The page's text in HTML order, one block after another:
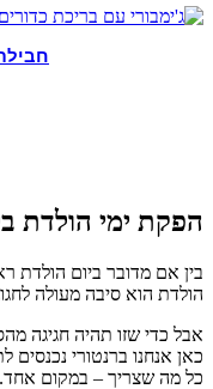
הפקת ימי הולדת
הולדת הוא סיבה מעולה
אבל כדי שזו תהיה חגיגה
כאן אנחנו ברנטורי
כל מה שצריך – במקום אחד.